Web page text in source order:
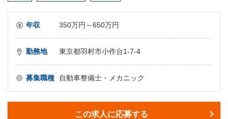
年収 350万円～650万円
勤務地 東京都羽村市小作台1-7-4
募集職種 自動車整備士・メカニック
この求人に応募する